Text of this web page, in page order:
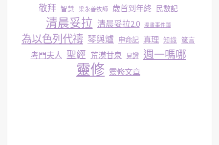
敬拜 智慧 梁永善牧師 歳首到年終 民數記
清晨妥拉 清晨妥拉2.0 漫畫事件簿
為以色列代禱 琴與爐 申命記 真理 知識 箴言
考門夫人 聖經 荒漠甘泉 見證 週一嗎哪
靈修 靈修文章